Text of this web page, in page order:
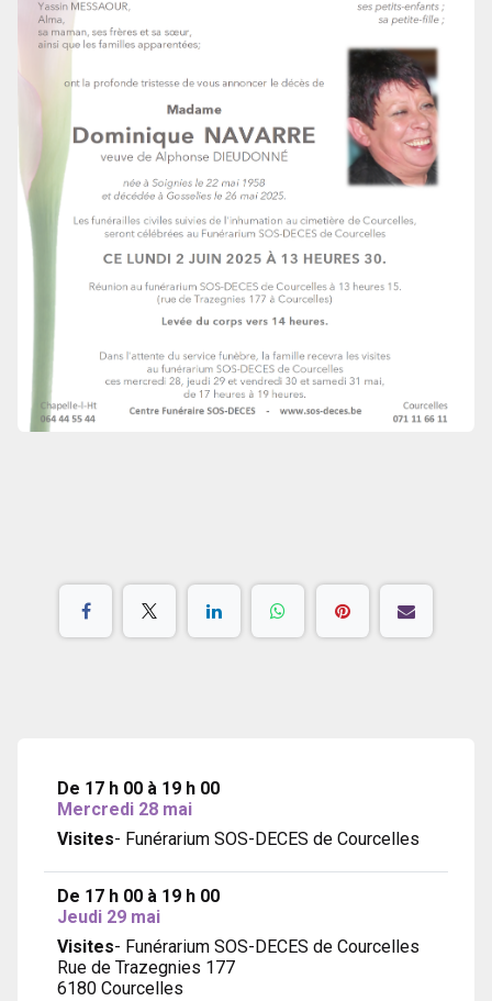
De 17 h 00 à 19 h 00
Mercredi 28 mai
Visites- Funérarium SOS-DECES de Courcelles
De 17 h 00 à 19 h 00
Jeudi 29 mai
Visites- Funérarium SOS-DECES de Courcelles
Rue de Trazegnies 177
6180 Courcelles